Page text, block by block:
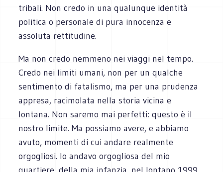
tribali. Non credo in una qualunque identità
politica o personale di pura innocenza e
assoluta rettitudine.
Ma non credo nemmeno nei viaggi nel tempo.
Credo nei limiti umani, non per un qualche
sentimento di fatalismo, ma per una prudenza
appresa, racimolata nella storia vicina e
lontana. Non saremo mai perfetti: questo è il
nostro limite. Ma possiamo avere, e abbiamo
avuto, momenti di cui andare realmente
orgogliosi. Io andavo orgogliosa del mio